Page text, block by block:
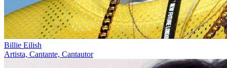
Billie Eilish
Artista, Cantante, Cantautor